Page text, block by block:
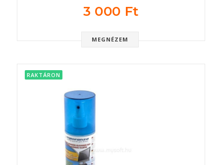
3 000 Ft
MEGNÉZEM
RAKTÁRON